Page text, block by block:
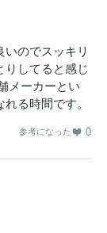
のでスッキリ
りしてると感じ
メーカーとい
る時間です。
参考になった 0